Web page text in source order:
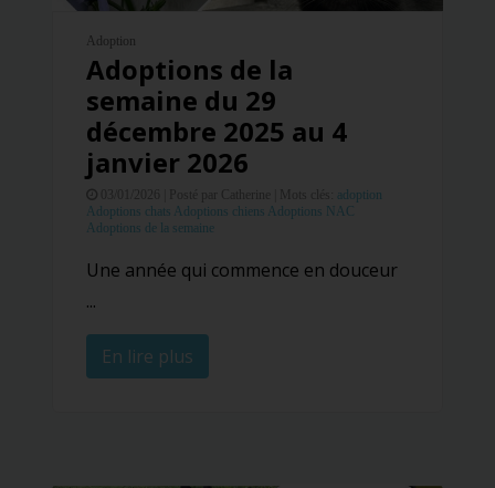
Adoption
Adoptions de la
semaine du 29
décembre 2025 au 4
janvier 2026
Posté par Catherine |
adoption
Adoptions chats Adoptions chiens Adoptions NAC
Adoptions de la semaine
Une année qui commence en douceur
...
En lire plus